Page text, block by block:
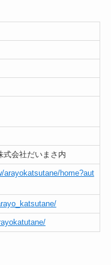
式会社だいまさ内
home?aut